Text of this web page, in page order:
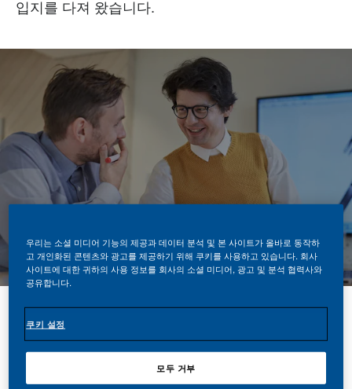
입지를 다져 왔습니다.
공유하기
우리는 소셜 미디어 기능의 제공과 데이터 분석 및 본 사이트가 올바로 동작하
고 개인화된 콘텐츠와 광고를 제공하기 위해 쿠키를 사용하고 있습니다. 회사
사이트에 대한 귀하의 사용 정보를 회사의 소셜 미디어, 광고 및 분석 협력사와
공유합니다.
쿠키 설정
모두 거부